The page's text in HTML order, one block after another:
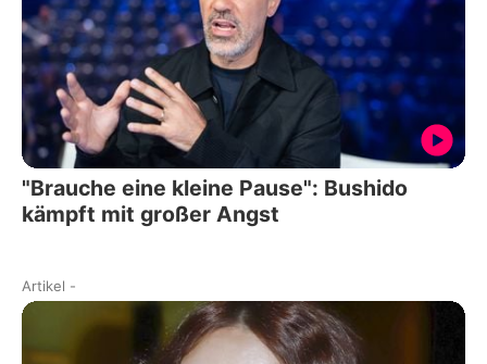
"Brauche eine kleine Pause": Bushido
kämpft mit großer Angst
Artikel -